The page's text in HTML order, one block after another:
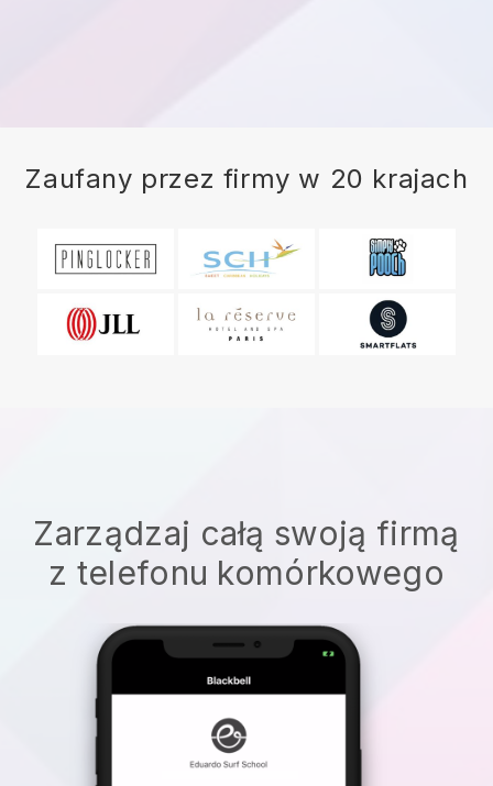
Zaufany przez firmy w 20 krajach
Zarządzaj całą swoją firmą
z telefonu komórkowego